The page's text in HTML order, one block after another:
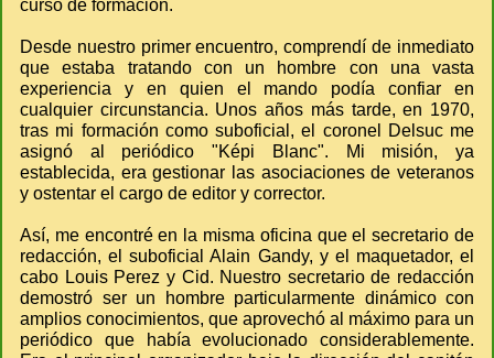
curso de formación.
Desde nuestro primer encuentro, comprendí de inmediato
que estaba tratando con un hombre con una vasta
experiencia y en quien el mando podía confiar en
cualquier circunstancia. Unos años más tarde, en 1970,
tras mi formación como suboficial, el coronel Delsuc me
asignó al periódico "Képi Blanc". Mi misión, ya
establecida, era gestionar las asociaciones de veteranos
y ostentar el cargo de editor y corrector.
Así, me encontré en la misma oficina que el secretario de
redacción, el suboficial Alain Gandy, y el maquetador, el
cabo Louis Perez y Cid. Nuestro secretario de redacción
demostró ser un hombre particularmente dinámico con
amplios conocimientos, que aprovechó al máximo para un
periódico que había evolucionado considerablemente.